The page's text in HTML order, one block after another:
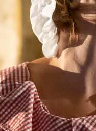
una città situata ai
appartenente al
Dordogna e parte
di Saint-Emilion e
mondiale
di 415 ettari e si trova a